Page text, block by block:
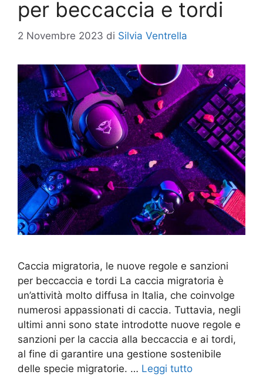
per beccaccia e tordi
2 Novembre 2023 di Silvia Ventrella
Caccia migratoria, le nuove regole e sanzioni
per beccaccia e tordi La caccia migratoria è
un’attività molto diffusa in Italia, che coinvolge
numerosi appassionati di caccia. Tuttavia, negli
ultimi anni sono state introdotte nuove regole e
sanzioni per la caccia alla beccaccia e ai tordi,
al fine di garantire una gestione sostenibile
delle specie migratorie. … Leggi tutto